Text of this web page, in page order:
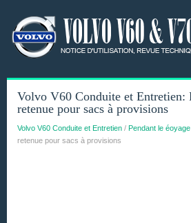
Volvo V60 Conduite et Entretien:
retenue pour sacs à provisions
Volvo V60 Conduite et Entretien / Pendant le éoyage
retenue pour sacs à provisions